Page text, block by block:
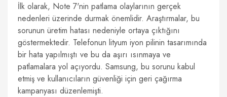
İlk olarak, Note 7'nin patlama olaylarının gerçek
nedenleri üzerinde durmak önemlidir. Araştırmalar, bu
sorunun üretim hatası nedeniyle ortaya çıktığını
göstermektedir. Telefonun lityum iyon pilinin tasarımında
bir hata yapılmıştı ve bu da aşırı ısınmaya ve
patlamalara yol açıyordu. Samsung, bu sorunu kabul
etmiş ve kullanıcıların güvenliği için geri çağırma
kampanyası düzenlemişti.